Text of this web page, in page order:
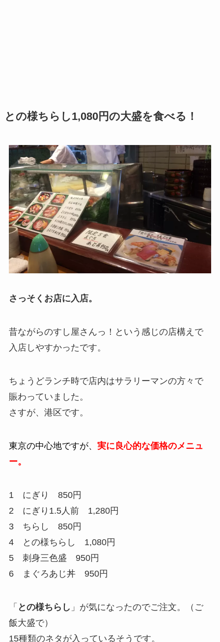
との様ちらし1,080円の大盛を食べる！
さっそくお店に入店。
昔ながらのすし屋さんっ！という感じの店構えで
入店しやすかったです。
ちょうどランチ時で店内はサラリーマンの方々で
賑わっていました。
さすが、港区です。
東京の中心地ですが、 実に 良心的な価格のメニュ
ー。
1 にぎり 850円
2 にぎり1.5人前 1,280円
3 ちらし 850円
4 との様ちらし 1,080円
5 刺身三色盛 950円
6 まぐろあじ丼 950円
「 との様ちらし 」が気になったのでご注文。（ご
飯大盛で）
15種類のネタが入っているそうです。